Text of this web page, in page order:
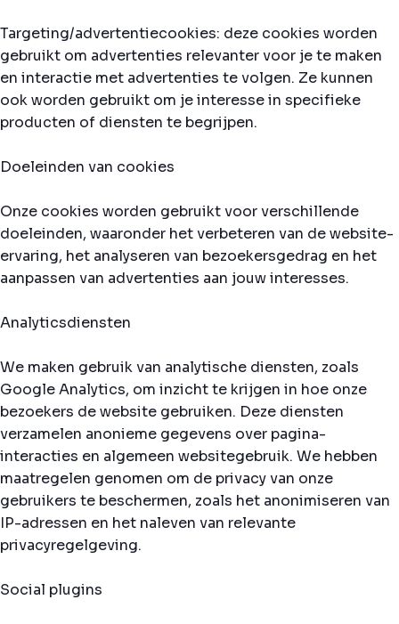
Targeting/advertentiecookies: deze cookies worden
gebruikt om advertenties relevanter voor je te maken
en interactie met advertenties te volgen. Ze kunnen
ook worden gebruikt om je interesse in specifieke
producten of diensten te begrijpen.
Doeleinden van cookies
Onze cookies worden gebruikt voor verschillende
doeleinden, waaronder het verbeteren van de website-
ervaring, het analyseren van bezoekersgedrag en het
aanpassen van advertenties aan jouw interesses.
Analyticsdiensten
We maken gebruik van analytische diensten, zoals
Google Analytics, om inzicht te krijgen in hoe onze
bezoekers de website gebruiken. Deze diensten
verzamelen anonieme gegevens over pagina-
interacties en algemeen websitegebruik. We hebben
maatregelen genomen om de privacy van onze
gebruikers te beschermen, zoals het anonimiseren van
IP-adressen en het naleven van relevante
privacyregelgeving.
Social plugins